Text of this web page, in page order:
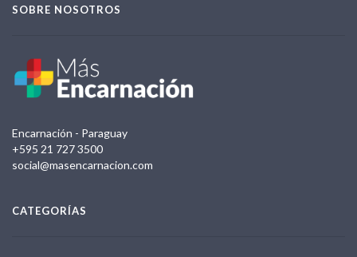
SOBRE NOSOTROS
Encarnación - Paraguay
+595 21 727 3500
social@masencarnacion.com
CATEGORÍAS